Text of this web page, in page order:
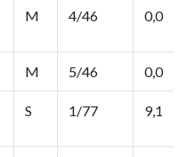
M 4/46 0,0
M 5/46 0,0
S 1/77 9,1